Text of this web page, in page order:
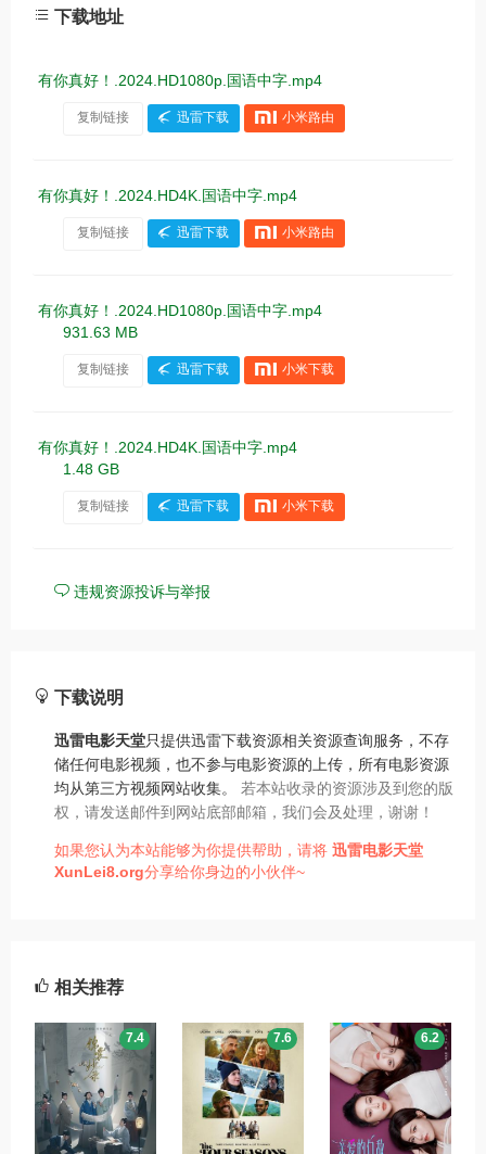
下载地址
有你真好！.2024.HD1080p.国语中字.mp4
复制链接 迅雷下载 小米路由
有你真好！.2024.HD4K.国语中字.mp4
复制链接 迅雷下载 小米路由
有你真好！.2024.HD1080p.国语中字.mp4
931.63 MB
复制链接 迅雷下载 小米下载
有你真好！.2024.HD4K.国语中字.mp4
1.48 GB
复制链接 迅雷下载 小米下载
违规资源投诉与举报
下载说明
迅雷电影天堂只提供迅雷下载资源相关资源查询服务，不存
储任何电影视频，也不参与电影资源的上传，所有电影资源
均从第三方视频网站收集。 若本站收录的资源涉及到您的版
权，请发送邮件到网站底部邮箱，我们会及处理，谢谢！
如果您认为本站能够为你提供帮助，请将 迅雷电影天堂
XunLei8.org分享给你身边的小伙伴~
相关推荐
7.4 7.6 6.2